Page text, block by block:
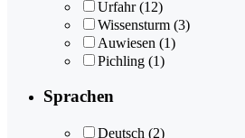
Urfahr (12)
Wissensturm (3)
Auwiesen (1)
Pichling (1)
Sprachen
Deutsch (2)